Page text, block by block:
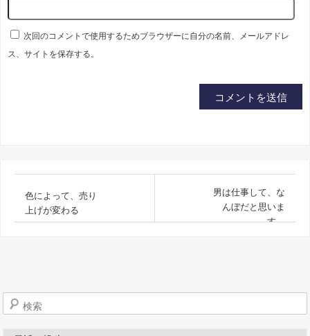
次回のコメントで使用するためブラウザーに自分の名前、メールアドレ
ス、サイトを保存する。
色によって、売り
上げが変わる
男は仕事して、な
んぼだと思いま
す。
検索